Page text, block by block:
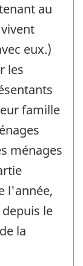
au
eux.)
les
famille
ménages
l'année,
le
la